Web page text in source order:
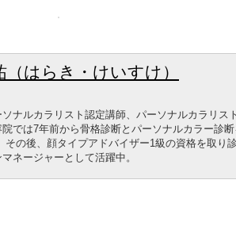
（はらき・けいすけ）
ナルカラリスト認定講師、パーソナルカラリス
では7年前から骨格診断とパーソナルカラー診
その後、顔タイプアドバイザー1級の資格を取り
ネージャーとして活躍中。